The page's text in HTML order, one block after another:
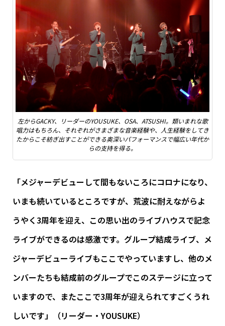
左からGACKY、リーダーのYOUSUKE、OSA、ATSUSHI。類いまれな歌
唱力はもちろん、それぞれがさまざまな音楽経験や、人生経験をしてき
たからこそ紡ぎ出すことができる奥深いパフォーマンスで幅広い年代か
らの支持を得る。
「メジャーデビューして間もないころにコロナになり、
いまも続いているところですが、荒波に耐えながらよ
うやく3周年を迎え、この思い出のライブハウスで記念
ライブができるのは感激です。グループ結成ライブ、メ
ジャーデビューライブもここでやっていますし、他のメ
ンバーたちも結成前のグループでこのステージに立って
いますので、またここで3周年が迎えられてすごくうれ
しいです」（リーダー・YOUSUKE）